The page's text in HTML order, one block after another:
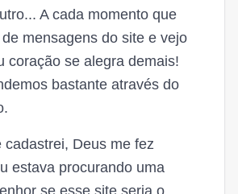
A cada momento que
mensagens do site e vejo
coração se alegra demais!
bastante através do
cadastrei, Deus me fez
estava procurando uma
se esse site seria o